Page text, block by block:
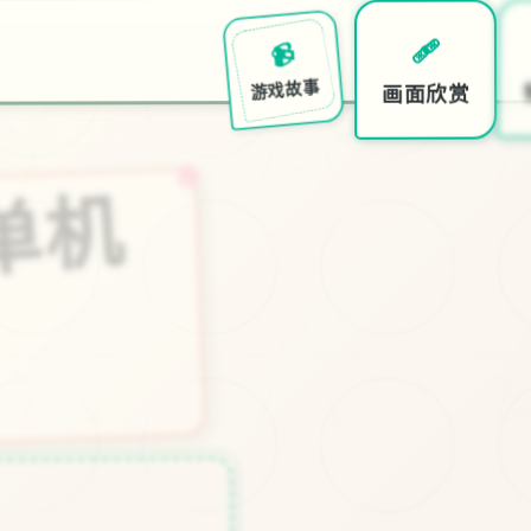
📹
游戏故事
🩹
画面欣赏
★